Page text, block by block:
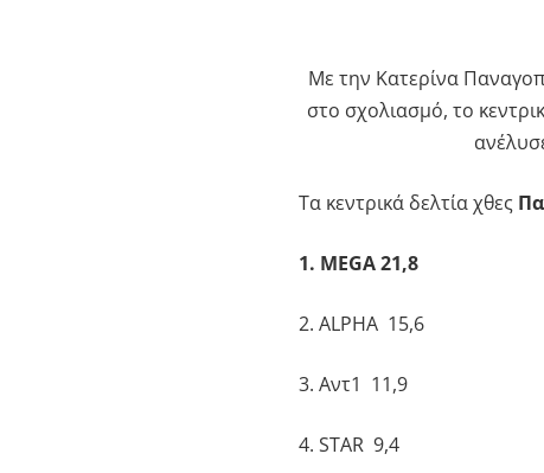
Με την Κατερίνα
στο σχολιασμό, το
Τα κεντρικά δελτία χθες
1. MEGA 21,8
2. ALPHA 15,6
3. Αντ1 11,9
4. STAR 9,4